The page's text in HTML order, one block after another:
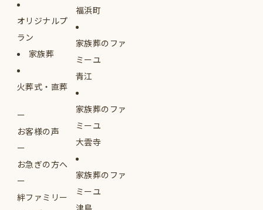
オリジナルプ
ラン
家族葬
火葬式・直葬
お客様の声
お急ぎの方へ
絆ファミリー
福浜町
家族葬のファ
ミーユ
青江
家族葬のファ
ミーユ
大雲寺
家族葬のファ
ミーユ
津島